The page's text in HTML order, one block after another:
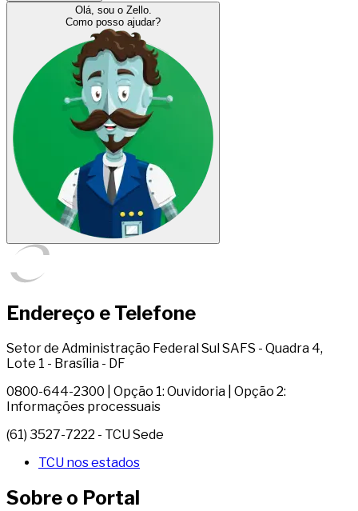
Olá, sou o Zello.
Como posso ajudar?
Endereço e Telefone
Setor de Administração Federal Sul SAFS - Quadra 4,
Lote 1 - Brasília - DF
0800-644-2300 | Opção 1: Ouvidoria | Opção 2:
Informações processuais
(61) 3527-7222 - TCU Sede
TCU nos estados
Sobre o Portal